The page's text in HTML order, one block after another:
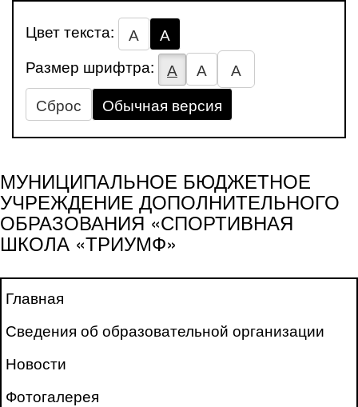
Цвет текста: А
А
Размер шрифтра:
А А
А
Сброс
Обычная версия
МУНИЦИПАЛЬНОЕ БЮДЖЕТНОЕ
УЧРЕЖДЕНИЕ ДОПОЛНИТЕЛЬНОГО
ОБРАЗОВАНИЯ «СПОРТИВНАЯ
ШКОЛА «ТРИУМФ»
Главная
Сведения об образовательной организации
Новости
Фотогалерея